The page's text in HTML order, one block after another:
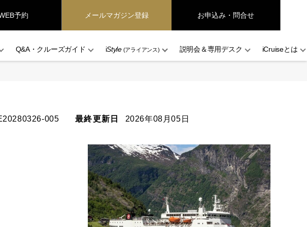
予約 メールマガジン登録 お申込み・問合せ
Q&A・クルーズガイド iStyle(アライアンス) 説明会＆専用デスク iCruiseとは
005 最終更新日 2026年08月05日